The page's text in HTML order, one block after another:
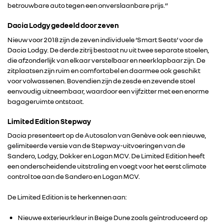
RENAULT GROUP
RENAULT
DACIA
ALPINE
FOTO’S & VIDEO’S
betrouwbare auto tegen een onverslaanbare prijs.”
Dacia Lodgy gedeeld door zeven
Nieuw voor 2018 zijn de zeven individuele ‘Smart Seats’ voor de
Dacia Lodgy. De derde zitrij bestaat nu uit twee separate stoelen,
die afzonderlijk van elkaar verstelbaar en neerklapbaar zijn. De
zitplaatsen zijn ruim en comfortabel en daarmee ook geschikt
voor volwassenen. Bovendien zijn de zesde en zevende stoel
eenvoudig uitneembaar, waardoor een vijfzitter met een enorme
bagageruimte ontstaat.
Limited Edition Stepway
Dacia presenteert op de Autosalon van Genève ook een nieuwe,
gelimiteerde versie van de Stepway-uitvoeringen van de
Sandero, Lodgy, Dokker en Logan MCV. De Limited Edition heeft
een onderscheidende uitstraling en voegt voor het eerst climate
control toe aan de Sandero en Logan MCV.
De Limited Edition is te herkennen aan:
Nieuwe exterieurkleur in Beige Dune zoals geïntroduceerd op